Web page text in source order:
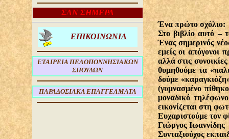
ΣΑΝ ΣΗΜΕΡΑ
ΕΠΙΚΟΙΝΩΝΙΑ
ΕΤΑΙΡΕΙΑ ΠΕΛΟΠΟΝΝΗΣΙΑΚΩΝ
ΣΠΟΥΔΩΝ
ΠΑΡΑΔΟΣΙΑΚΑ ΕΠΑΓΓΕΛΜΑΤΑ
Ένα πρώτο
Στο βιβλίο αυτό –
Ένας σημερινός
εμείς οι απόγονοι
αλλά στις
θυμηθούμε τα
δούμε
(γυμνασμένο
μοναδικό
εικονίζεται στη
Ευχαριστούμε τον
Γιώργος
Συνταξιούχος